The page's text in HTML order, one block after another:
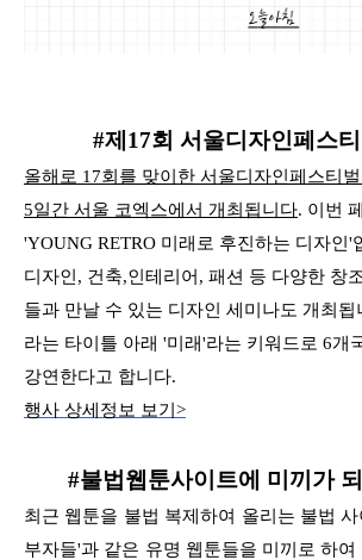
#제17회 서울디자인페스
올해로 17회를 맞이한 서울디자인페스티
5일간 서울 코엑스에서 개최됩니다. 이번
'YOUNG RETRO 미래로 후진하는 디자인'
디자인, 건축,인테리어, 패션 등 다양한 창
들과 만날 수 있는 디자인 세미나도 개최됩
라는 타이틀 아래 '미래'라는 키워드로 6개
강연한다고 합니다.
행사 상세정보 보기>
#불법웹툰사이트에 미끼가
최근 웹툰을 불법 복제하여 올리는 불법
부자들'과 같은 유명 웹툰들을 미끼로 하여